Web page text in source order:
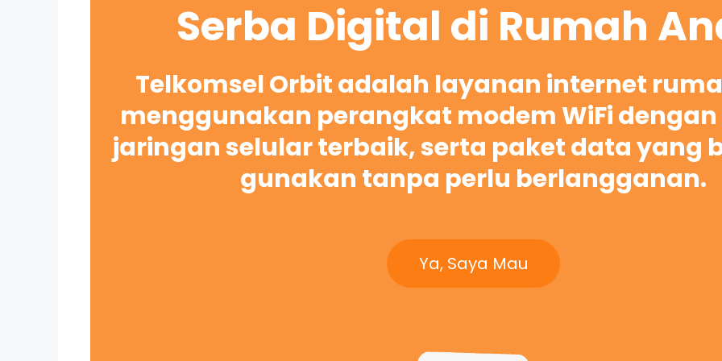
Serba Digital di Rumah
Telkomsel Orbit adalah layanan internet
menggunakan perangkat modem WiFi
jaringan selular terbaik, serta paket data yang
gunakan tanpa perlu berlangganan.
Ya, Saya Mau